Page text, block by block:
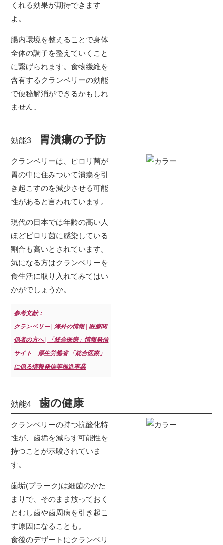
くれる効果が期待できます
よ。
腸内環境を整えることで身体
全体の調子を整えていくこと
に繋げられます。食物繊維を
含有するクランベリーの効能
で便秘解消ができるかもしれ
ません。
効能3 胃潰瘍の予防
クランベリーは、ピロリ菌が
胃の中に住みついて潰瘍を引
き起こすのを減少させる可能
性があると言われています。
現代の日本では年齢の高い人
ほどピロリ菌に感染している
割合も高いとされています。
気になる方はクランベリーを
食生活に取り入れてみてはい
かがでしょうか。
参考文献：
クランベリー | 海外の情報 | 医療関
係者の方へ | 「統合医療」情報発信
サイト 厚生労働省 「統合医療」
に係る情報発信等推進事業
効能4歯の健康
クランベリーの持つ抗酸化特
性が、歯垢を減らす可能性を
持つことが示唆されていま
す。
歯垢(プラーク)は細菌のかた
まりで、そのまま放っておく
とむし歯や歯周病を引き起こ
す原因になることも。
食後のデザートにクランベリ